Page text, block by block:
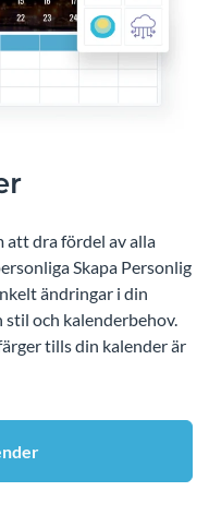
att dra fördel av alla
Skapa Personlig
ändringar i din
och kalenderbehov.
tills din kalender är